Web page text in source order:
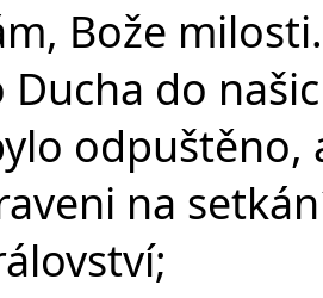
Bože milosti.
Ducha do
odpuštěno,
na